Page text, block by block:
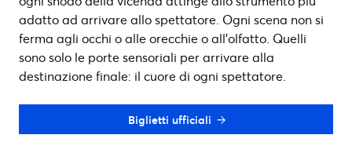
adatto ad arrivare allo spettatore. Ogni scena non si
ferma agli occhi o alle orecchie o all’olfatto. Quelli
sono solo le porte sensoriali per arrivare alla
destinazione finale: il cuore di ogni spettatore.
Biglietti ufficiali